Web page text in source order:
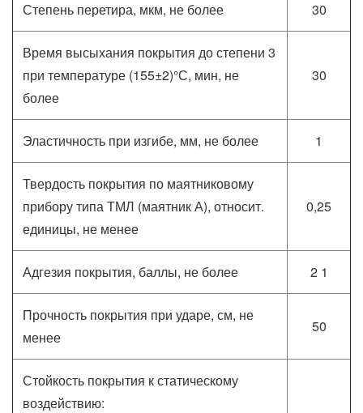
Степень перетира, мкм, не более 30
Время высыхания покрытия до степени 3
при температуре (155±2)°С, мин, не
более
30
Эластичность при изгибе, мм, не более 1
Твердость покрытия по маятниковому
прибору типа ТМЛ (маятник А), относит.
единицы, не менее
0,25
Адгезия покрытия, баллы, не более 2 1
Прочность покрытия при ударе, см, не
менее
50
Стойкость покрытия к статическому
воздействию: